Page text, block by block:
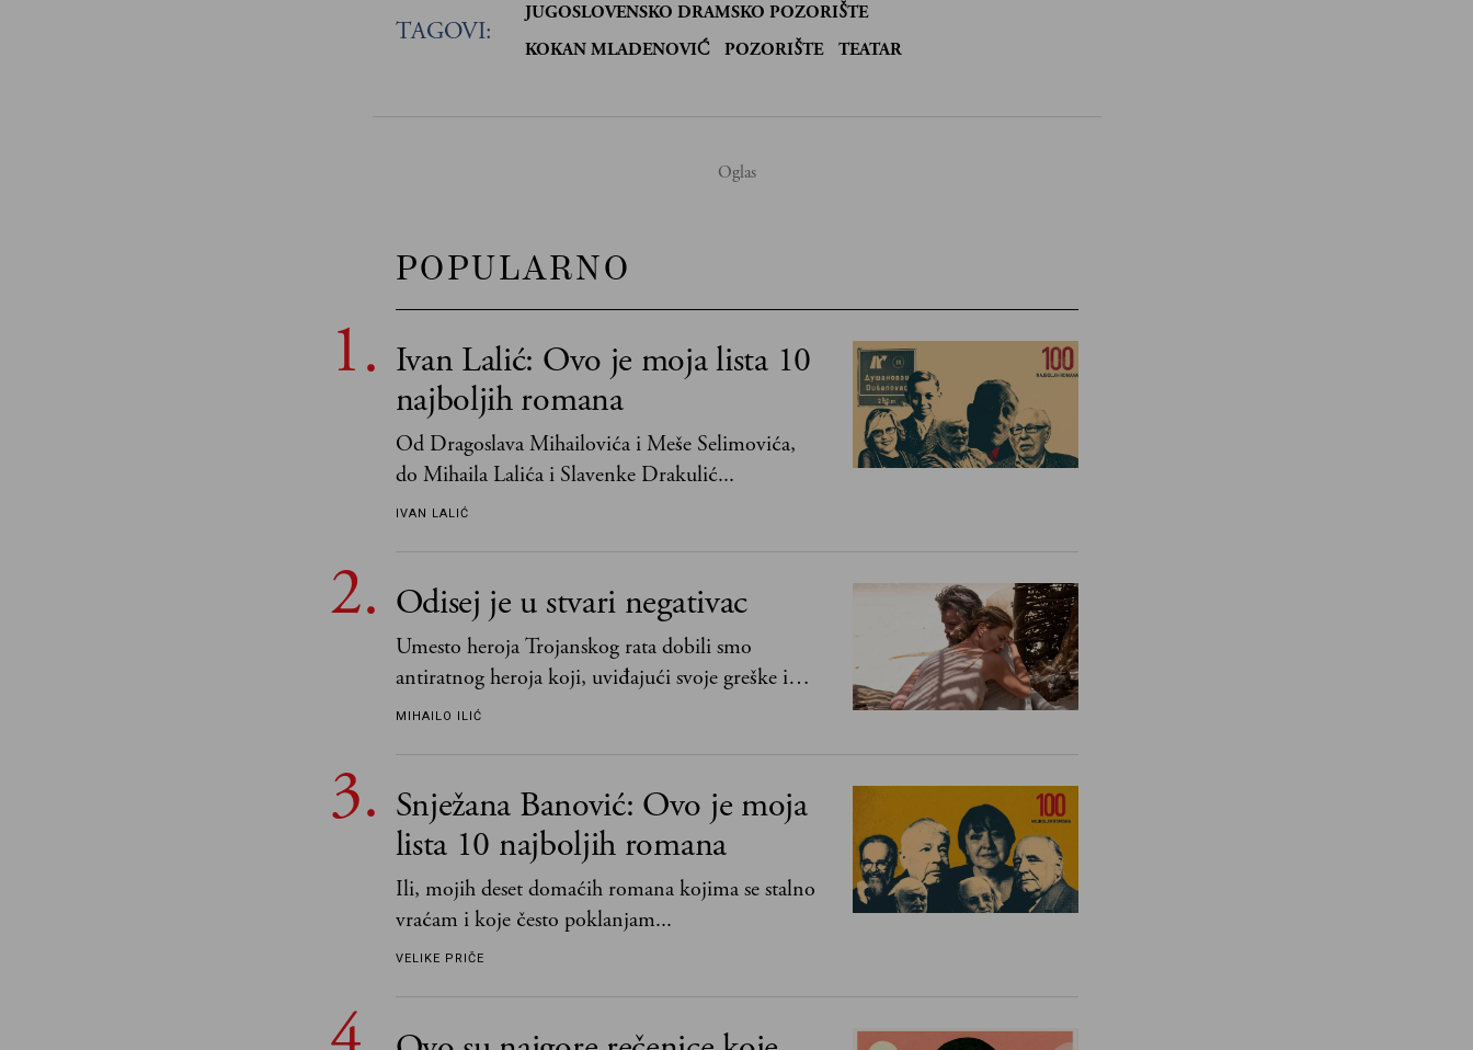
TAGOVI:
JUGOSLOVENSKO DRAMSKO POZORIŠTE
KOKAN MLADENOVIĆ
POZORIŠTE TEATAR
POPULARNO
Ivan Lalić: Ovo je moja lista 10
najboljih romana
Od Dragoslava Mihailovića i Meše Selimovića,
do Mihaila Lalića i Slavenke Drakulić...
IVAN LALIĆ
Odisej je u stvari negativac
Umesto heroja Trojanskog rata dobili smo
antiratnog heroja koji, uviđajući svoje greške i
učeći na njima, shvata da postoje stvari koje su
MIHAILO ILIĆ
Snježana Banović: Ovo je moja
lista 10 najboljih romana
Ili, mojih deset domaćih romana kojima se stalno
vraćam i koje često poklanjam...
VELIKE PRIČE